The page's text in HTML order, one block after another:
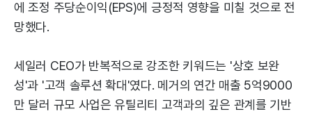
에 조정 주당순이익(EPS)에 긍정적 영향을 미칠 것으로 전
망했다.
세일러 CEO가 반복적으로 강조한 키워드는 '상호 보완
성'과 '고객 솔루션 확대'였다. 메거의 연간 매출 5억9000
만 달러 규모 사업은 유틸리티 고객과의 깊은 관계를 기반